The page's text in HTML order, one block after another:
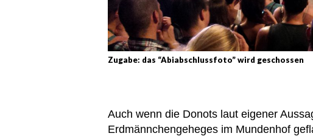
Zugabe: das “Abiabschlussfoto” wird geschossen
Auch wenn die Donots laut eigener
Erdmännchengeheges im Mundenhof